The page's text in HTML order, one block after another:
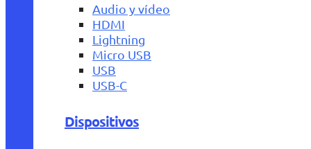
Audio y vídeo
HDMI
Lightning
Micro USB
USB
USB-C
Dispositivos